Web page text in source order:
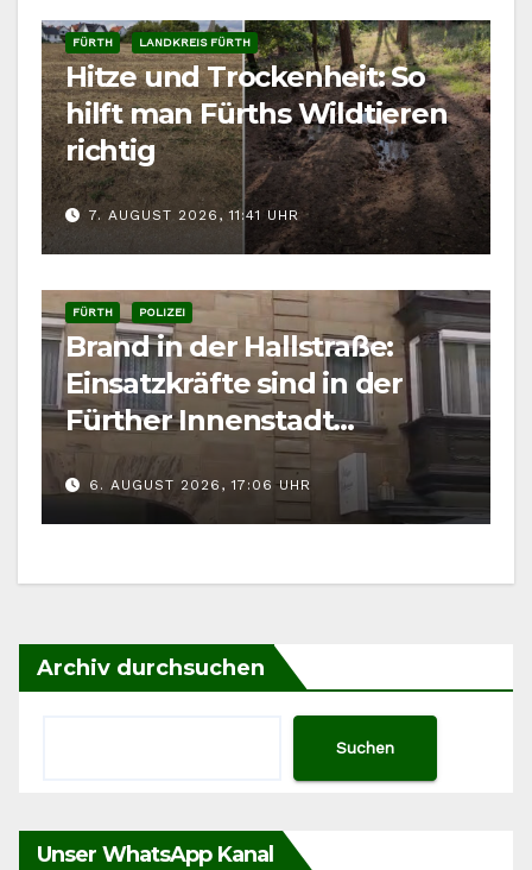
FÜRTH LANDKREIS FÜRTH
Hitze und Trockenheit: So
hilft man Fürths Wildtieren
richtig
7. AUGUST 2026, 11:41 UHR
FÜRTH POLIZEI
Brand in der Hallstraße:
Einsatzkräfte sind in der
Fürther Innenstadt
gefordert
6. AUGUST 2026, 17:06 UHR
Archiv durchsuchen
Suchen
Unser WhatsApp Kanal